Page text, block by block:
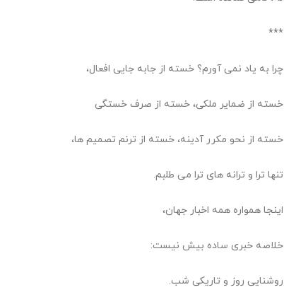
***
چرا به یاد نمی آورم؟ خسته از جابه جایی افعال،
خسته از ضمایر ملکی، خسته از صرف خستگی
خسته از نحو مکرر آدینه، خسته از ترنم تصمیم ها،
تنها ترا و ترانه های ترا می طلبم.
اینجا همواره همه اخبار جهان،
خلاصه خبری ساده بیش نیست:
روشنایی روز و تاریکی شب.